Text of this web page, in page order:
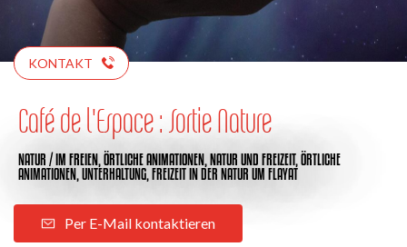
KONTAKT
Café de l'Espace : Sortie Nature
NATUR / IM FREIEN, ÖRTLICHE ANIMATIONEN, NATUR UND FREIZEIT, ÖRTLICHE
ANIMATIONEN, UNTERHALTUNG, FREIZEIT IN DER NATUR UM FLAYAT
Per E-Mail kontaktieren